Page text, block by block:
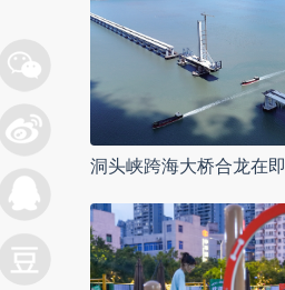
洞头峡跨海大桥合龙在即